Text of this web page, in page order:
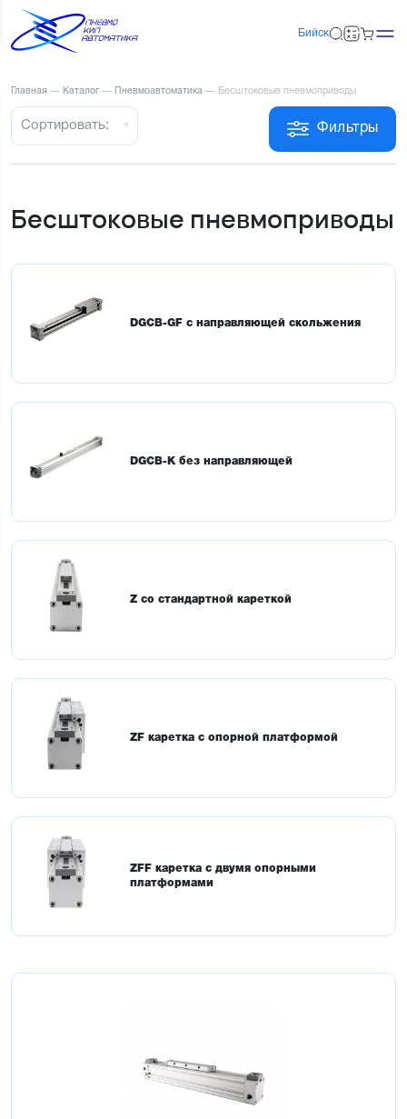
Бийск
Главная — Каталог — Пневмоавтоматика — Бесштоковые пневмоприводы
Фильтры
Сортировать:
Бесштоковые пневмоприводы
DGCB-GF c направляющей скольжения
DGCB-K без направляющей
Z со стандартной кареткой
ZF каретка с опорной платформой
ZFF каретка с двумя опорными
платформами